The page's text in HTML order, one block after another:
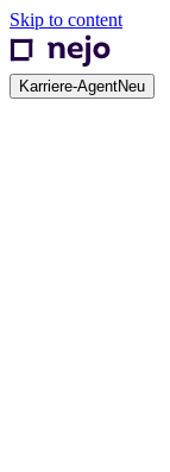
Skip to content
Karriere-AgentNeu